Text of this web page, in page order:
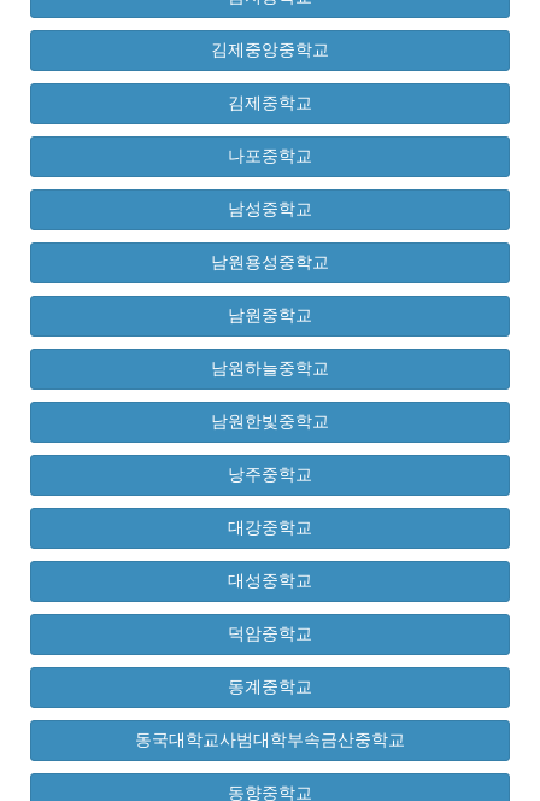
김제중앙중학교
김제중학교
나포중학교
남성중학교
남원용성중학교
남원중학교
남원하늘중학교
남원한빛중학교
낭주중학교
대강중학교
대성중학교
덕암중학교
동계중학교
동국대학교사범대학부속금산중학교
동향중학교